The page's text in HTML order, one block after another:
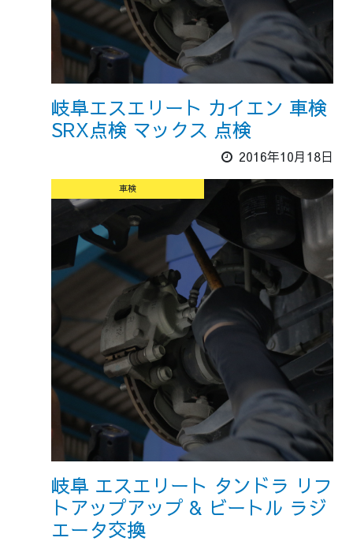
岐阜エスエリート カイエン 車検
SRX点検 マックス 点検
2016年10月18日
車検
岐阜 エスエリート タンドラ リフ
トアップアップ & ビートル ラジ
エータ交換